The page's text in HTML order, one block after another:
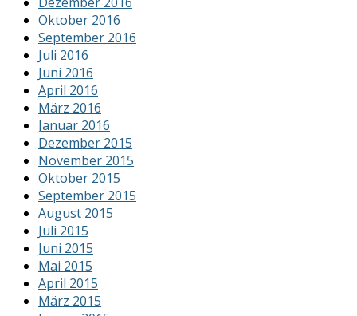
Oktober 2016
September 2016
Juli 2016
Juni 2016
April 2016
März 2016
Januar 2016
Dezember 2015
November 2015
Oktober 2015
September 2015
August 2015
Juli 2015
Juni 2015
Mai 2015
April 2015
März 2015